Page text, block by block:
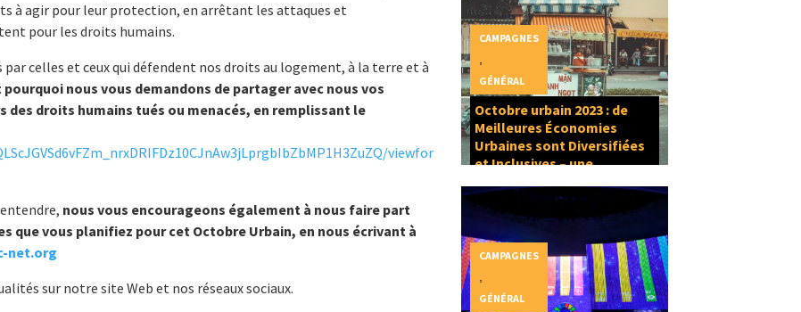
à agir pour leur protection, en arrêtant les attaques et
pour les droits humains.
par celles et ceux qui défendent nos droits au logement, à la terre et à
nous vous demandons de partager avec nous vos
droits humains tués ou menacés, en remplissant le
viewfor
nous vous encourageons également à nous faire part
que vous planifiez pour cet Octobre Urbain, en nous écrivant à
net.org
sur notre site Web et nos réseaux sociaux.
Octobre urbain 2023 : de
Meilleures Économies
Urbaines sont Diversifiées
et Inclusives – une
Ville
CAMPAGNES
GÉNÉRAL
CAMPAGNES
GÉNÉRAL